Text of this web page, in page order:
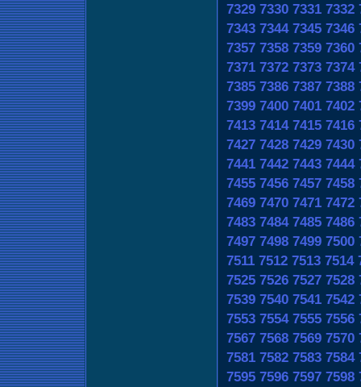
7329 7330 7331 7332
7343 7344 7345 7346
7357 7358 7359 7360
7371 7372 7373 7374
7385 7386 7387 7388
7399 7400 7401 7402
7413 7414 7415 7416
7427 7428 7429 7430
7441 7442 7443 7444
7455 7456 7457 7458
7469 7470 7471 7472
7483 7484 7485 7486
7497 7498 7499 7500
7511 7512 7513 7514
7525 7526 7527 7528
7539 7540 7541 7542
7553 7554 7555 7556
7567 7568 7569 7570
7581 7582 7583 7584
7595 7596 7597 7598